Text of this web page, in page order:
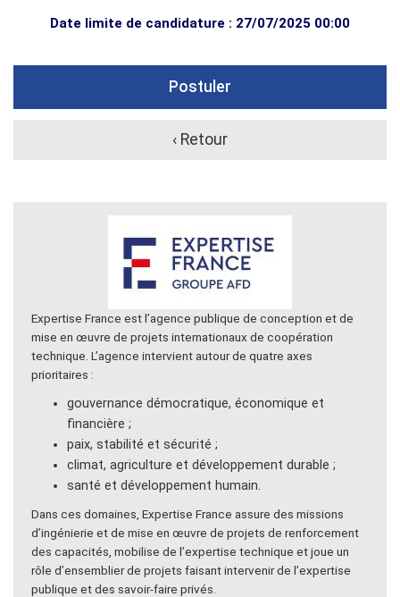
Date limite de candidature : 27/07/2025 00:00
Postuler
‹ Retour
Expertise France est l’agence publique de conception et de
mise en œuvre de projets internationaux de coopération
technique. L’agence intervient autour de quatre axes
prioritaires :
gouvernance démocratique, économique et
financière ;
paix, stabilité et sécurité ;
climat, agriculture et développement durable ;
santé et développement humain.
Dans ces domaines, Expertise France assure des missions
d’ingénierie et de mise en œuvre de projets de renforcement
des capacités, mobilise de l’expertise technique et joue un
rôle d’ensemblier de projets faisant intervenir de l’expertise
publique et des savoir-faire privés.